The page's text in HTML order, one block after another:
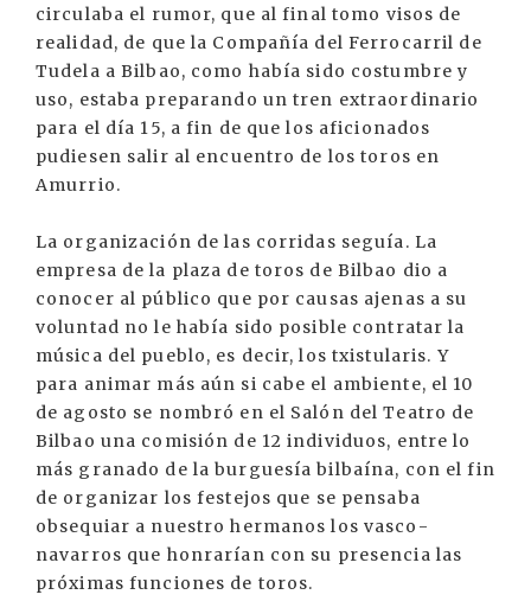
circulaba el rumor, que al final tomo visos de
realidad, de que la Compañía del Ferrocarril de
Tudela a Bilbao, como había sido costumbre y
uso, estaba preparando un tren extraordinario
para el día 15, a fin de que los aficionados
pudiesen salir al encuentro de los toros en
Amurrio.
La organización de las corridas seguía. La
empresa de la plaza de toros de Bilbao dio a
conocer al público que por causas ajenas a su
voluntad no le había sido posible contratar la
música del pueblo, es decir, los txistularis. Y
para animar más aún si cabe el ambiente, el 10
de agosto se nombró en el Salón del Teatro de
Bilbao una comisión de 12 individuos, entre lo
más granado de la burguesía bilbaína, con el fin
de organizar los festejos que se pensaba
obsequiar a nuestro hermanos los vasco-
navarros que honrarían con su presencia las
próximas funciones de toros.